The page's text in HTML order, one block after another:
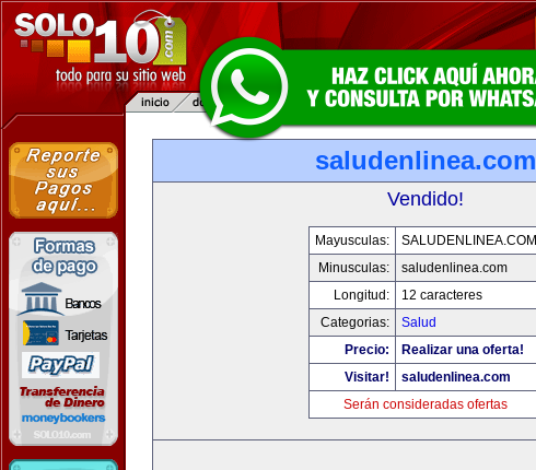
saludenlinea.com
Vendido!
Mayusculas:
SALUDENLINEA.COM
Minusculas:
saludenlinea.com
Longitud:
12 caracteres
Categorias:
Salud
Precio:
Realizar una oferta!
Visitar!
saludenlinea.com
Serán consideradas ofertas